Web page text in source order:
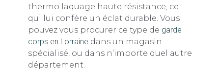
thermo laquage haute résistance, ce
qui lui confère un éclat durable. Vous
pouvez vous procurer ce type de garde
corps en Lorraine dans un magasin
spécialisé, ou dans n’importe quel autre
département.